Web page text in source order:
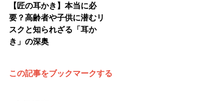
【匠の耳かき】本当に必
要？高齢者や子供に潜むリ
スクと知られざる「耳か
き」の深奥
この記事をブックマークする